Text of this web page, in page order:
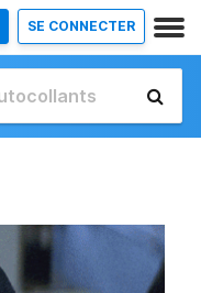
SE CONNECTER